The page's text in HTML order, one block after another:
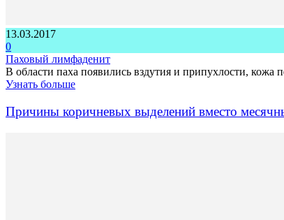
13.03.2017
0
Паховый лимфаденит
В области паха появились вздутия и припухлости, кожа
Узнать больше
Причины коричневых выделений вместо